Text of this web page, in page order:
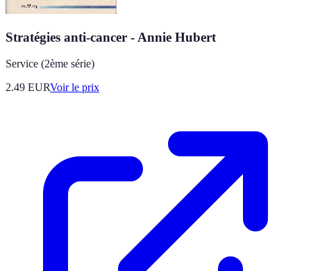
Stratégies anti-cancer - Annie Hubert
Service (2ème série)
2.49 EURVoir le prix